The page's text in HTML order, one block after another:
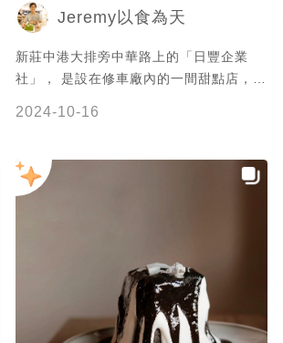
Jeremy以食為天
新莊中港大排旁中華路上的「日豐企業
社」， 是設在修車廠內的一間甜點店，
很棒， 相當濃抹整體口感豐富又美味。
此外這家的抹茶飲品都是選用丸久小山園
https://www.jeremyfoodie.tw/rihfengco/
日豐企業社 地址：新北市新莊區中華路二
段33號 鄰近捷運站：台北捷運環狀線
2024-10-16